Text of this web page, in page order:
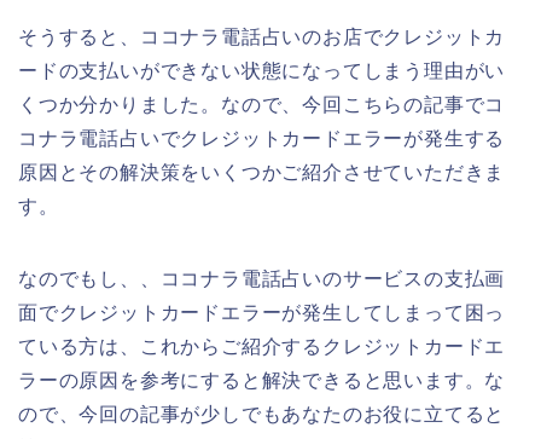
そうすると、ココナラ電話占いのお店でクレジットカ
ードの支払いができない状態になってしまう理由がい
くつか分かりました。なので、今回こちらの記事でコ
コナラ電話占いでクレジットカードエラーが発生する
原因とその解決策をいくつかご紹介させていただきま
す。
なのでもし、、ココナラ電話占いのサービスの支払画
面でクレジットカードエラーが発生してしまって困っ
ている方は、これからご紹介するクレジットカードエ
ラーの原因を参考にすると解決できると思います。な
ので、今回の記事が少しでもあなたのお役に立てると